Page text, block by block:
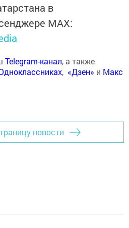
в
MАХ:
Telegram-канал, а также
, «Дзен» и Макс
новости